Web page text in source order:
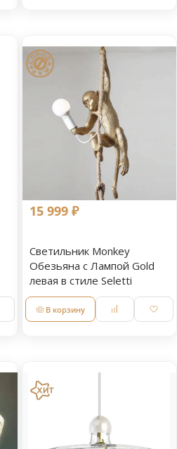
15 999 ₽
Светильник Monkey
Обезьяна с Лампой Gold
левая в стиле Seletti
В корзину